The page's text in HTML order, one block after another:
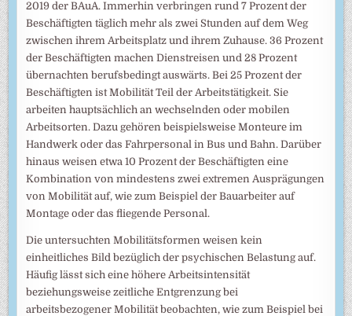
2019 der BAuA. Immerhin verbringen rund 7 Prozent der
Beschäftigten täglich mehr als zwei Stunden auf dem Weg
zwischen ihrem Arbeitsplatz und ihrem Zuhause. 36 Prozent
der Beschäftigten machen Dienstreisen und 28 Prozent
übernachten berufsbedingt auswärts. Bei 25 Prozent der
Beschäftigten ist Mobilität Teil der Arbeitstätigkeit. Sie
arbeiten hauptsächlich an wechselnden oder mobilen
Arbeitsorten. Dazu gehören beispielsweise Monteure im
Handwerk oder das Fahrpersonal in Bus und Bahn. Darüber
hinaus weisen etwa 10 Prozent der Beschäftigten eine
Kombination von mindestens zwei extremen Ausprägungen
von Mobilität auf, wie zum Beispiel der Bauarbeiter auf
Montage oder das fliegende Personal.
Die untersuchten Mobilitätsformen weisen kein
einheitliches Bild bezüglich der psychischen Belastung auf.
Häufig lässt sich eine höhere Arbeitsintensität
beziehungsweise zeitliche Entgrenzung bei
arbeitsbezogener Mobilität beobachten, wie zum Beispiel bei